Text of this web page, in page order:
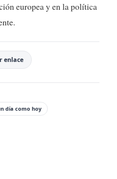
europea y en la política
enlace
día como hoy